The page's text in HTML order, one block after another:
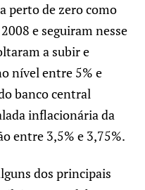
perto de zero como
e seguiram nesse
a subir e
nível entre 5% e
banco central
inflacionária da
entre 3,5% e 3,75%.
dos principais